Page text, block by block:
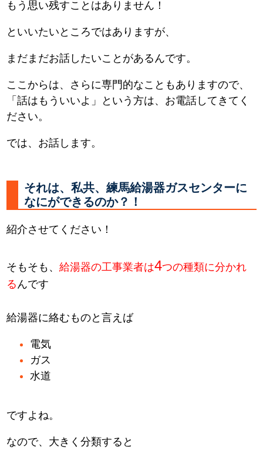
もう思い残すことはありません！
といいたいところではありますが、
まだまだお話したいことがあるんです。
ここからは、さらに専門的なこともありますので、
「話はもういいよ」という方は、お電話してきてく
ださい。
では、お話します。
それは、私共、練馬給湯器ガスセンターに
なにができるのか？！
紹介させてください！
そもそも、給湯器の工事業者は4つの種類に分かれ
る んです
給湯器に絡むものと言えば
電気
ガス
水道
ですよね。
なので、大きく分類すると